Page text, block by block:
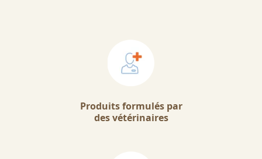
Produits formulés par
des vétérinaires